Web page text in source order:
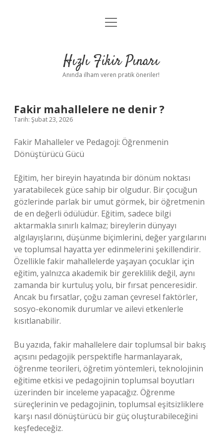
Anasayfa
Yasal Uyarı
menüyü
Hızlı Fikir Pınarı
Anında ilham veren pratik öneriler!
Fakir mahallelere ne denir ?
Tarih: Şubat 23, 2026
Fakir Mahalleler ve Pedagoji: Öğrenmenin
Dönüştürücü Gücü
Eğitim, her bireyin hayatında bir dönüm noktası
yaratabilecek güce sahip bir olgudur. Bir çocuğun
gözlerinde parlak bir umut görmek, bir öğretmenin
de en değerli ödülüdür. Eğitim, sadece bilgi
aktarmakla sınırlı kalmaz; bireylerin dünyayı
algılayışlarını, düşünme biçimlerini, değer yargılarını
ve toplumsal hayatta yer edinmelerini şekillendirir.
Özellikle fakir mahallelerde yaşayan çocuklar için
eğitim, yalnızca akademik bir gereklilik değil, aynı
zamanda bir kurtuluş yolu, bir fırsat penceresidir.
Ancak bu fırsatlar, çoğu zaman çevresel faktörler,
sosyo-ekonomik durumlar ve ailevi etkenlerle
kısıtlanabilir.
Bu yazıda, fakir mahallelere dair toplumsal bir bakış
açısını pedagojik perspektifle harmanlayarak,
öğrenme teorileri, öğretim yöntemleri, teknolojinin
eğitime etkisi ve pedagojinin toplumsal boyutları
üzerinden bir inceleme yapacağız. Öğrenme
süreçlerinin ve pedagojinin, toplumsal eşitsizliklere
karşı nasıl dönüştürücü bir güç oluşturabileceğini
keşfedeceğiz.